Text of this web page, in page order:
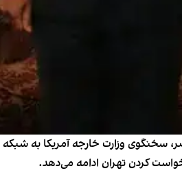
وزارت خارجه آمریکا به شبکه
کردن تهران ادامه می‌دهد.